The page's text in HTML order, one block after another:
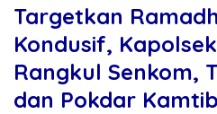
Targetkan
Kondusif,
Rangkul Senkom,
dan Pokdar